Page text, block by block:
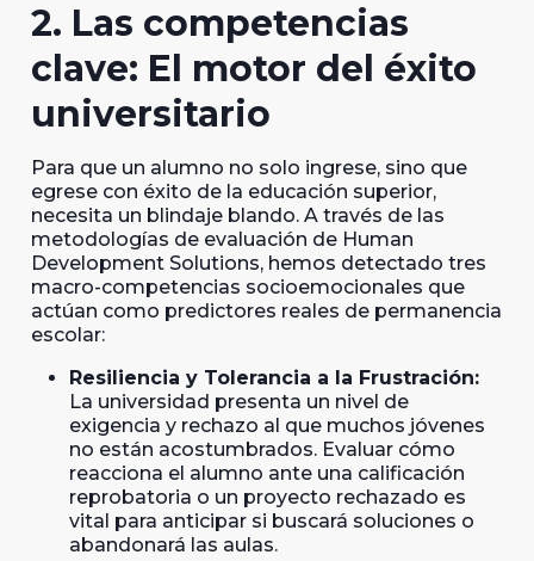
2. Las competencias
clave: El motor del éxito
universitario
Para que un alumno no solo ingrese, sino que
egrese con éxito de la educación superior,
necesita un blindaje blando. A través de las
metodologías de evaluación de Human
Development Solutions, hemos detectado tres
macro-competencias socioemocionales que
actúan como predictores reales de permanencia
escolar:
Resiliencia y Tolerancia a la Frustración:
La universidad presenta un nivel de
exigencia y rechazo al que muchos jóvenes
no están acostumbrados. Evaluar cómo
reacciona el alumno ante una calificación
reprobatoria o un proyecto rechazado es
vital para anticipar si buscará soluciones o
abandonará las aulas.